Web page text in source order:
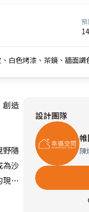
預
白色烤漆、茶鏡、牆面調
創造
野隨
為沙
代
設計團隊
陳